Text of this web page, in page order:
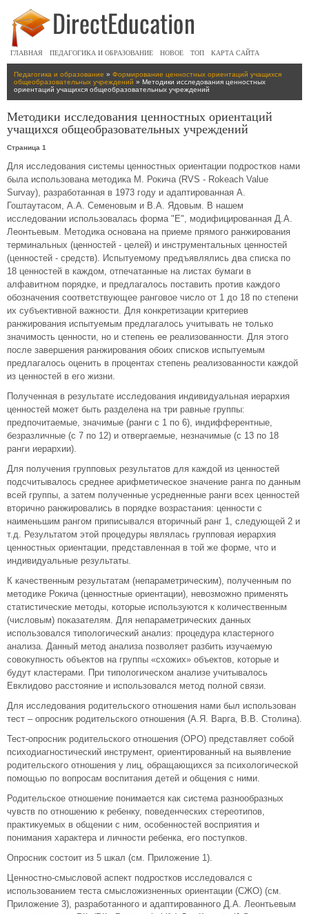
ГЛАВНАЯ ПЕДАГОГИКА И ОБРАЗОВАНИЕ НОВОЕ ТОП КАРТА САЙТА
Педагогика и образование » Формирование ценностных ориентаций учащихся
общеобразовательных учреждений » Методики исследования ценностных
ориентаций учащихся общеобразовательных учреждений
Методики исследования ценностных ориентаций
учащихся общеобразовательных учреждений
Страница 1
Для исследования системы ценностных ориентации подростков нами
была использована методика М. Рокича (RVS - Rokeach Value
Survay), разработанная в 1973 году и адаптированная А.
Гоштаутасом, А.А. Семеновым и В.А. Ядовым. В нашем
исследовании использовалась форма "Е", модифицированная Д.А.
Леонтьевым. Методика основана на приеме прямого ранжирования
терминальных (ценностей - целей) и инструментальных ценностей
(ценностей - средств). Испытуемому предъявлялись два списка по
18 ценностей в каждом, отпечатанные на листах бумаги в
алфавитном порядке, и предлагалось поставить против каждого
обозначения соответствующее ранговое число от 1 до 18 по степени
их субъективной важности. Для конкретизации критериев
ранжирования испытуемым предлагалось учитывать не только
значимость ценности, но и степень ее реализованности. Для этого
после завершения ранжирования обоих списков испытуемым
предлагалось оценить в процентах степень реализованности каждой
из ценностей в его жизни.
Полученная в результате исследования индивидуальная иерархия
ценностей может быть разделена на три равные группы:
предпочитаемые, значимые (ранги с 1 по 6), индифферентные,
безразличные (с 7 по 12) и отвергаемые, незначимые (с 13 по 18
ранги иерархии).
Для получения групповых результатов для каждой из ценностей
подсчитывалось среднее арифметическое значение ранга по данным
всей группы, а затем полученные усредненные ранги всех ценностей
вторично ранжировались в порядке возрастания: ценности с
наименьшим рангом приписывался вторичный ранг 1, следующей 2 и
т.д. Результатом этой процедуры являлась групповая иерархия
ценностных ориентации, представленная в той же форме, что и
индивидуальные результаты.
К качественным результатам (непараметрическим), полученным по
методике Рокича (ценностные ориентации), невозможно применять
статистические методы, которые используются к количественным
(числовым) показателям. Для непараметрических данных
использовался типологический анализ: процедура кластерного
анализа. Данный метод анализа позволяет разбить изучаемую
совокупность объектов на группы «схожих» объектов, которые и
будут кластерами. При типологическом анализе учитывалось
Евклидово расстояние и использовался метод полной связи.
Для исследования родительского отношения нами был использован
тест – опросник родительского отношения (А.Я. Варга, В.В. Столина).
Тест-опросник родительского отношения (ОРО) представляет собой
психодиагностический инструмент, ориентированный на выявление
родительского отношения у лиц, обращающихся за психологической
помощью по вопросам воспитания детей и общения с ними.
Родительское отношение понимается как система разнообразных
чувств по отношению к ребенку, поведенческих стереотипов,
практикуемых в общении с ним, особенностей восприятия и
понимания характера и личности ребенка, его поступков.
Опросник состоит из 5 шкал (см. Приложение 1).
Ценностно-смысловой аспект подростков исследовался с
использованием теста смысложизненных ориентации (СЖО) (см.
Приложение 3), разработанного и адаптированного Д.А. Леонтьевым